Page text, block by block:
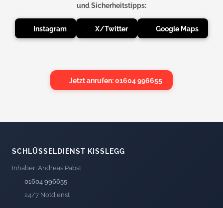
und Sicherheitstipps:
Instagram X/Twitter Google Maps
Jetzt anrufen: 01604 996655
SCHLÜSSELDIENST KISSLEGG
Inhaber: Andreas Pabst
01604 996655
24/7 Notdienst